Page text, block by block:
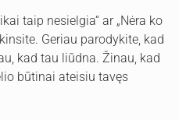
taip nesielgia“ ar „Nėra ko
Geriau parodykite, kad
kad tau liūdna. Žinau, kad
būtinai ateisiu tavęs